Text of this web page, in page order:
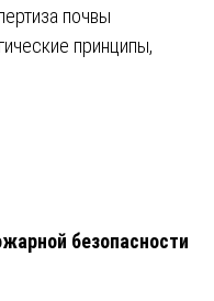
почвы
принципы,
безопасности